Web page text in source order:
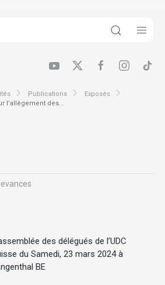
Publications
Exposés
l’allègement des...
des délégués de l’UDC
du Samedi, 23 mars 2024 à
BE